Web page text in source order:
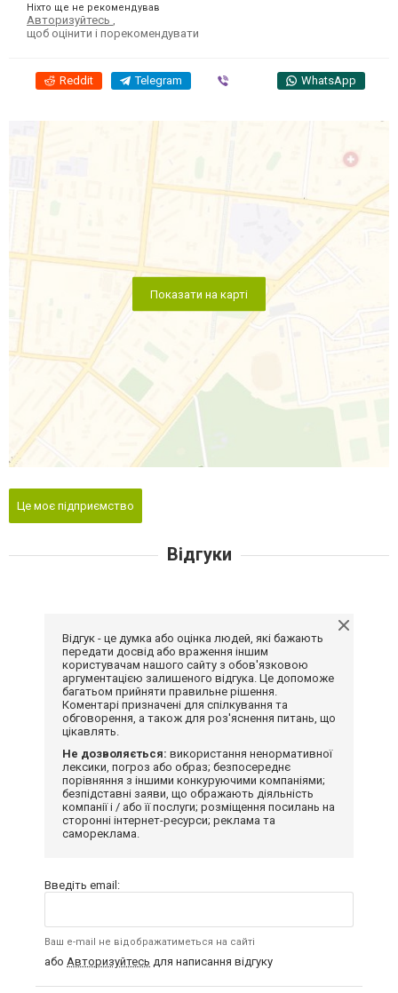
Ніхто ще не рекомендував
Авторизуйтесь
щоб оцінити і порекомендувати
Reddit Telegram WhatsApp
Показати на карті
Це моє підприємство
Відгуки
Відгук - це думка або оцінка людей, які бажають
передати досвід або враження іншим
користувачам нашого сайту з обов'язковою
аргументацією залишеного відгука. Це допоможе
багатьом прийняти правильне рішення.
Коментарі призначені для спілкування та
обговорення, а також для роз'яснення питань, що
цікавлять.
Не дозволяється: використання ненормативної
лексики, погроз або образ; безпосереднє
порівняння з іншими конкуруючими компаніями;
безпідставні заяви, що ображають діяльність
компанії і / або її послуги; розміщення посилань на
сторонні інтернет-ресурси; реклама та
самореклама.
Введіть email:
Ваш e-mail не відображатиметься на сайті
або Авторизуйтесь для написання відгуку